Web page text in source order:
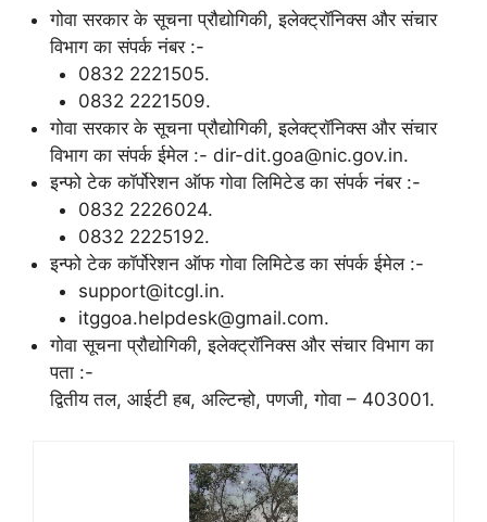
गोवा सरकार के सूचना प्रौद्योगिकी, इलेक्ट्रॉनिक्स और संचार
विभाग का संपर्क नंबर :-
0832 2221505.
0832 2221509.
गोवा सरकार के सूचना प्रौद्योगिकी, इलेक्ट्रॉनिक्स और संचार
विभाग का संपर्क ईमेल :- dir-dit.goa@nic.gov.in.
इन्फो टेक कॉर्पोरेशन ऑफ गोवा लिमिटेड का संपर्क नंबर :-
0832 2226024.
0832 2225192.
इन्फो टेक कॉर्पोरेशन ऑफ गोवा लिमिटेड का संपर्क ईमेल :-
support@itcgl.in.
itggoa.helpdesk@gmail.com.
गोवा सूचना प्रौद्योगिकी, इलेक्ट्रॉनिक्स और संचार विभाग का
पता :-
द्वितीय तल, आईटी हब, अल्टिन्हो, पणजी, गोवा – 403001.